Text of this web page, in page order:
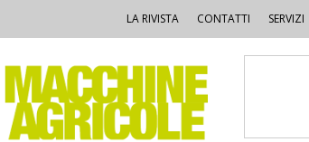
LA RIVISTA CONTATTI SERVIZI